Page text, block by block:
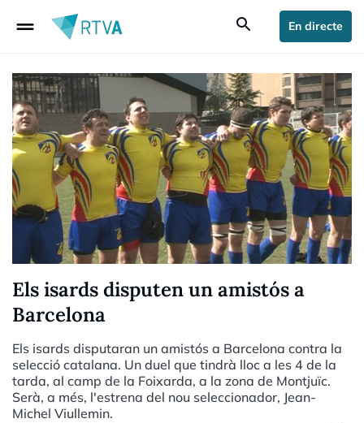
drag_handle search En directe
Els isards disputen un amistós a
Barcelona
Els isards disputaran un amistós a Barcelona contra la
selecció catalana. Un duel que tindrà lloc a les 4 de la
tarda, al camp de la Foixarda, a la zona de Montjuïc.
Serà, a més, l'estrena del nou seleccionador, Jean-
Michel Viullemin.